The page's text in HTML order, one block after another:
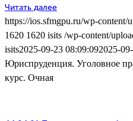
Читать далее
https://ios.sfmgpu.ru/wp-content/
1620 1620 isits /wp-content/
isits2025-09-23 08:09:092025-
Юриспруденция. Уголовное
курс. Очная